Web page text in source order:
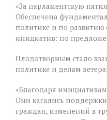
«За парламентскую
Обеспечена
политике и по
инициатив: по
Плодотворным стало
политике и делам
«Благодаря
Они касались
граждан, изменений в